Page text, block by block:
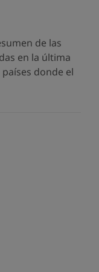
de las
en la última
donde el